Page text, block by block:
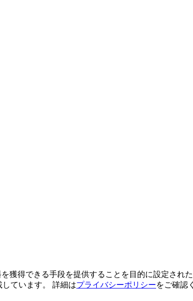
獲得できる手段を提供することを目的に設定され
しています。 詳細はプライバシーポリシーをご確認